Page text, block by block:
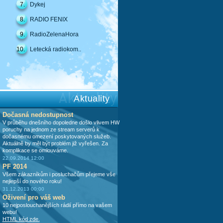
7. Dykej
8. RADIO FENIX
9. RadioZelenaHora
10. Letecká radiokom..
Aktuality
Dočasná nedostupnost
V průběhu dnešního dopoledne došlo vlivem HW
poruchy na jednom ze stream serverů k
dočasnému omezení poskytovaných služeb.
Aktuálně by měl být problém již vyřešen. Za
komplikace se omlouváme.
22.09.2014 12:00
PF 2014
Všem zákazníkům i posluchačům přejeme vše
nejlepší do nového roku!
31.12.2013 00:00
Oživení pro váš web
10 nejposlouchanějších rádií přímo na vašem
webu!
HTML kód zde.